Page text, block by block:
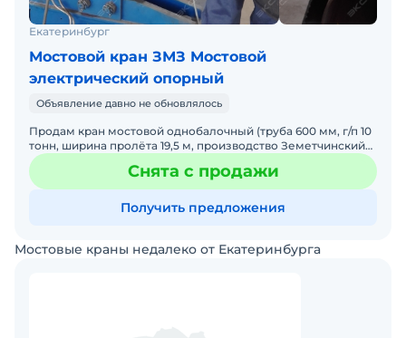
Екатеринбург
Мостовой кран ЗМЗ Мостовой
электрический опорный
Объявление давно не обновлялось
Продам кран мостовой однобалочный (труба 600 мм, г/п 10
тонн, ширина пролёта 19,5 м, производство Земетчинский
мехзавод, год изготовления 2004 г. Работал исправ
Снята с продажи
Получить предложения
Мостовые краны недалеко от Екатеринбурга